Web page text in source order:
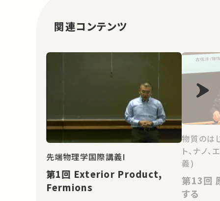
関連コンテンツ
先端物理学国際講義I
第1回 Exterior Product,
Fermions
物質のは
ト、ナノ
義)
第13回 原子・分子を観測し操作
する